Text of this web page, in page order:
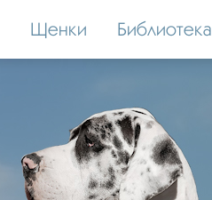
Щенки Библиотека